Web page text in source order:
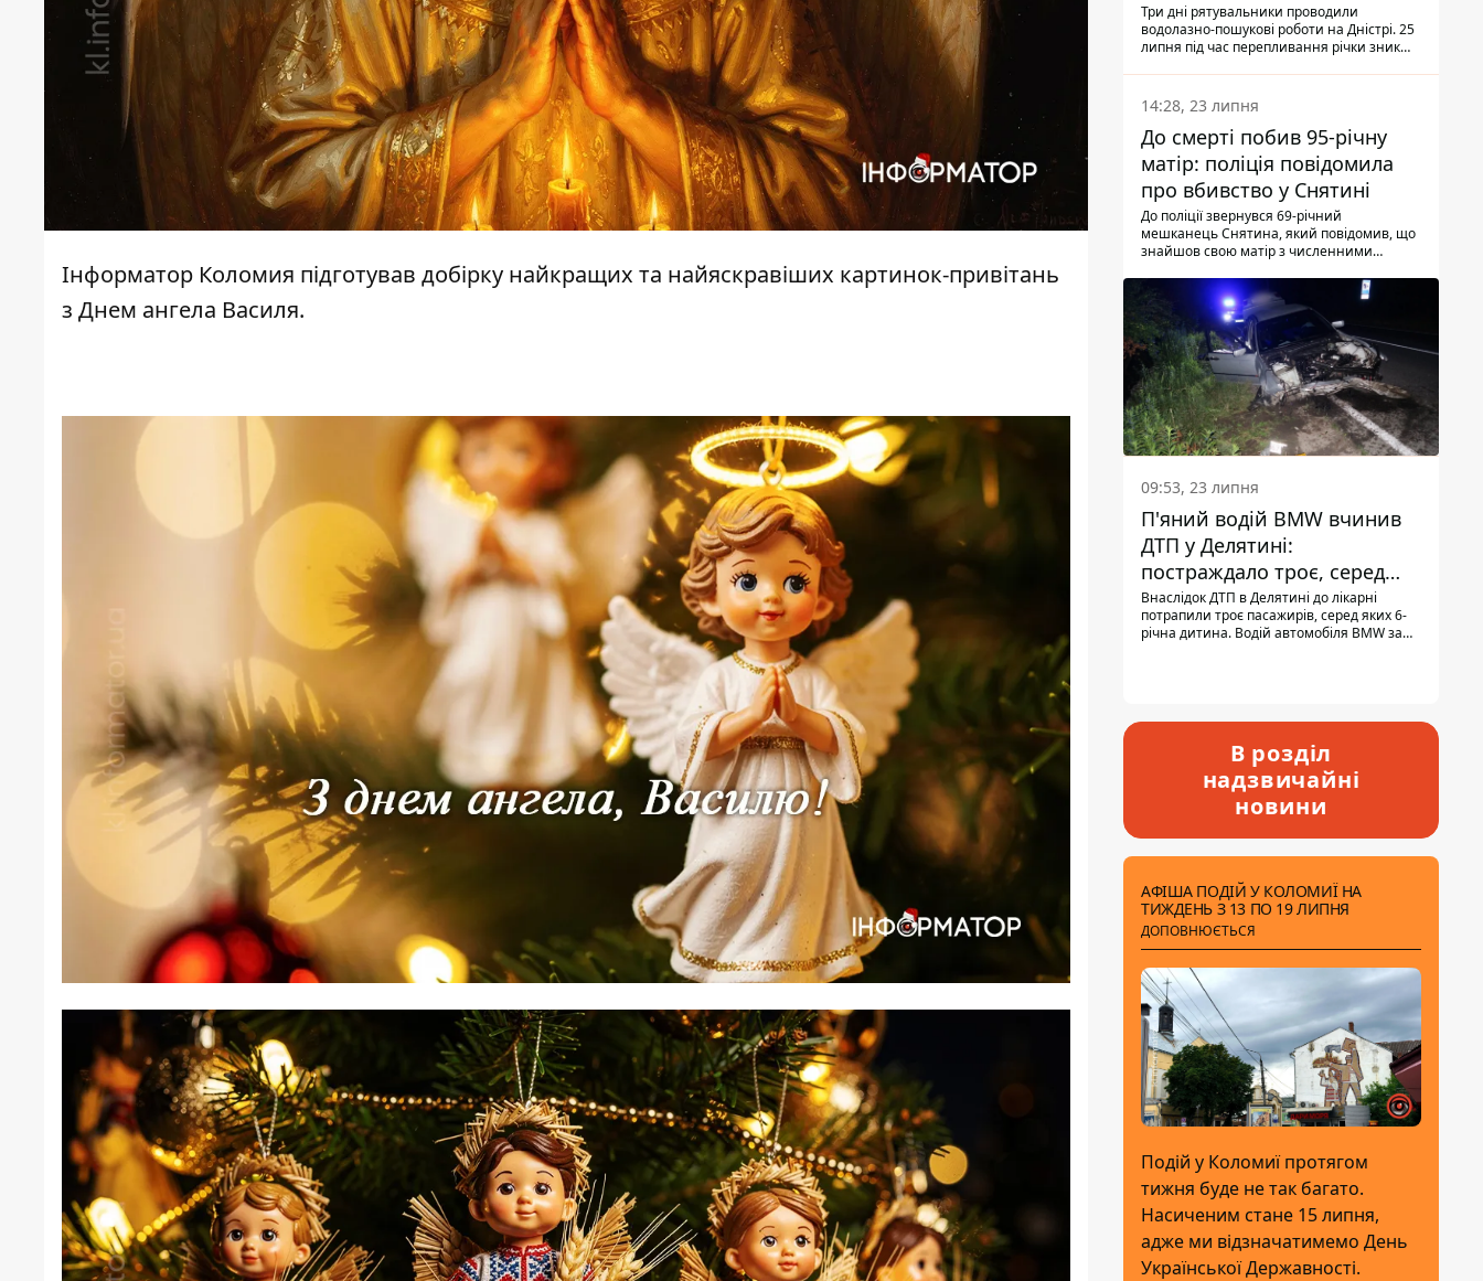
Інформатор Коломия підготував добірку найкращих та найяскравіших картинок-привітань
з Днем ангела Василя.
Три дні рятувальники проводили
водолазно-пошукові роботи на Дністрі. 25
липня під час перепливання річки зник
виявили тіло.
14:28, 23 липня
До смерті побив 95-річну
матір: поліція повідомила
про вбивство у Снятині
До поліції звернувся 69-річний
мешканець Снятина, який повідомив, що
знайшов свою матір з численними
з'ясували правоохоронці, ці травми жінці
наніс її син.
09:53, 23 липня
П'яний водій BMW вчинив
ДТП у Делятині:
постраждало троє, серед
них - дитина
Внаслідок ДТП в Делятині до лікарні
потрапили троє пасажирів, серед яких 6-
річна дитина. Водій автомобіля BMW за
В розділ
надзвичайні
новини
АФІША ПОДІЙ У КОЛОМИЇ НА
ТИЖДЕНЬ З 13 ПО 19 ЛИПНЯ
ДОПОВНЮЄТЬСЯ
Подій у Коломиї протягом
тижня буде не так багато.
Насиченим стане 15 липня,
адже ми відзначатимемо День
Української Державності.